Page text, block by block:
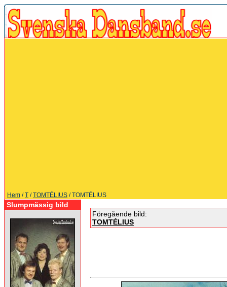
Hem /T /TOMTÉLIUS / TOMTÉLIUS
Slumpmässig bild
Föregående bild:
TOMTÉLIUS